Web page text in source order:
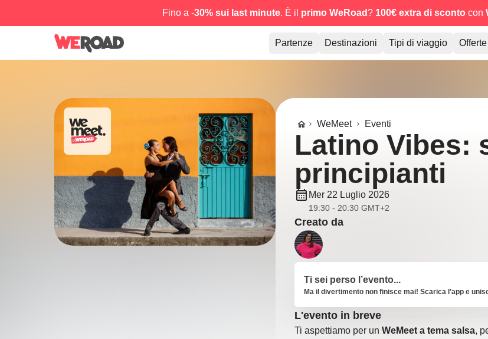
Fino a -30% sui last minute. È il primo WeRoad? 100€ extra di scontocon
Partenze Destinazioni Tipi di viaggio Offerte
WeMeet Eventi
Latino Vibes:
principianti
Mer 22 Luglio 2026
19:30 - 20:30 GMT+2
Creato da
Ti sei perso l’evento...
Ma il divertimento non finisce mai! Scarica l’app e
L'evento in breve
Ti aspettiamo per un WeMeet a tema salsa,